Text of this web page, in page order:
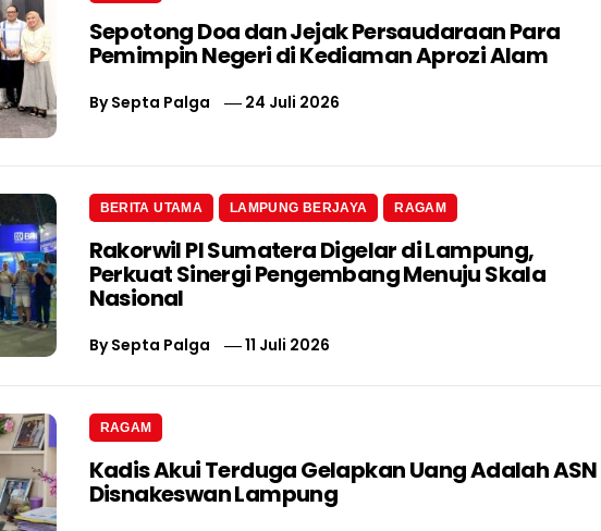
Sepotong Doa dan Jejak Persaudaraan Para
Pemimpin Negeri di Kediaman Aprozi Alam
BySepta Palga 24 Juli 2026
BERITA UTAMA LAMPUNG BERJAYA RAGAM
Rakorwil PI Sumatera Digelar di Lampung,
Perkuat Sinergi Pengembang Menuju Skala
Nasional
BySepta Palga 11 Juli 2026
RAGAM
Kadis Akui Terduga Gelapkan Uang Adalah ASN
Disnakeswan Lampung